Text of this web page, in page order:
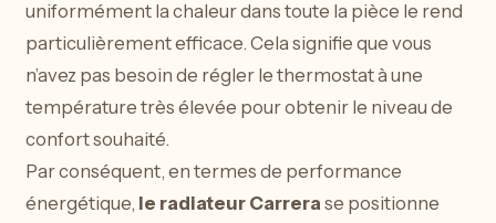
uniformément la chaleur dans toute la pièce le rend
particulièrement efficace. Cela signifie que vous
n’avez pas besoin de régler le thermostat à une
température très élevée pour obtenir le niveau de
confort souhaité.
Par conséquent, en termes de performance
énergétique, le radiateur Carrerase positionne